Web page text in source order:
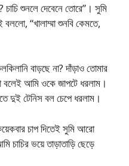
শুনলে দেবেনে তোরে”। সুমি
“খালাম্মা শুনবি কেমতে,
বাড়ছে না? দাঁড়াও তোমার
বলেই আমি ওকে জাপটে ধরলাম।
দুই টেনিস বল চেপে ধরলাম।
চাপ দিতেই সুমি আরো
চাচির ভয়ে তাড়াতাড়ি ছেড়ে